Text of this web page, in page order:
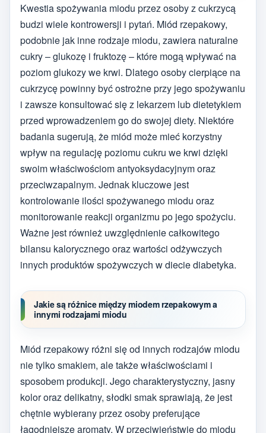
Kwestia spożywania miodu przez osoby z cukrzycą
budzi wiele kontrowersji i pytań. Miód rzepakowy,
podobnie jak inne rodzaje miodu, zawiera naturalne
cukry – glukozę i fruktozę – które mogą wpływać na
poziom glukozy we krwi. Dlatego osoby cierpiące na
cukrzycę powinny być ostrożne przy jego spożywaniu
i zawsze konsultować się z lekarzem lub dietetykiem
przed wprowadzeniem go do swojej diety. Niektóre
badania sugerują, że miód może mieć korzystny
wpływ na regulację poziomu cukru we krwi dzięki
swoim właściwościom antyoksydacyjnym oraz
przeciwzapalnym. Jednak kluczowe jest
kontrolowanie ilości spożywanego miodu oraz
monitorowanie reakcji organizmu po jego spożyciu.
Ważne jest również uwzględnienie całkowitego
bilansu kalorycznego oraz wartości odżywczych
innych produktów spożywczych w diecie diabetyka.
Jakie są różnice między miodem rzepakowym a
innymi rodzajami miodu
Miód rzepakowy różni się od innych rodzajów miodu
nie tylko smakiem, ale także właściwościami i
sposobem produkcji. Jego charakterystyczny, jasny
kolor oraz delikatny, słodki smak sprawiają, że jest
chętnie wybierany przez osoby preferujące
łagodniejsze aromaty. W przeciwieństwie do miodu